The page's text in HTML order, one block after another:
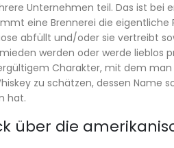
Unternehmen teil. Das ist bei
eine Brennerei die
abfüllt und/oder sie vertreibt
werden oder werde
Charakter, mit dem
zu schätzen, dessen
hat.
über die